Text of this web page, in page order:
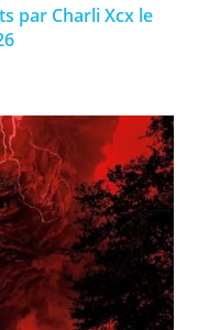
par Charli Xcx le